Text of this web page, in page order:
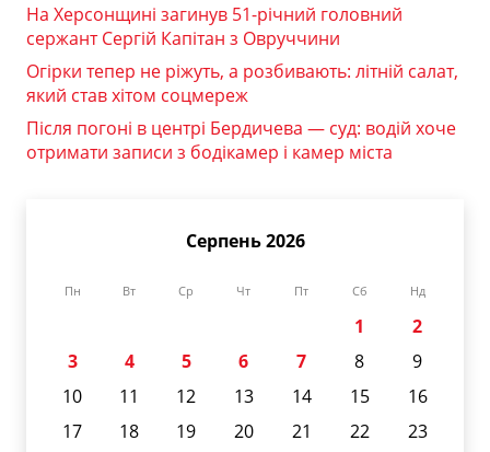
На Херсонщині загинув 51-річний головний
сержант Сергій Капітан з Овруччини
Огірки тепер не ріжуть, а розбивають: літній салат,
який став хітом соцмереж
Після погоні в центрі Бердичева — суд: водій хоче
отримати записи з бодікамер і камер міста
Серпень 2026
Пн Вт Ср Чт Пт Сб Нд
1
2
3
4 5 6 7 8
9
10
11 12 13 14 15
16
17
18 19 20 21 22
23